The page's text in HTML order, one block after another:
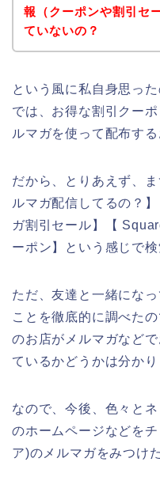
報（クーポンや割引セ
ていないの？
という風に私自身思っ
では、お得な割引クー
ルマガを使って配布す
だから、とりあえず、
ルマガ配信してるの？
ガ割引セール】【
ーポン】という感じで
ただ、友達と一緒にな
ことを徹底的に調べた
のお店がメルマガなど
ているかどうかは分かり
なので、今後、色々と
のホームページなどを
ア)のメルマガをみつけ